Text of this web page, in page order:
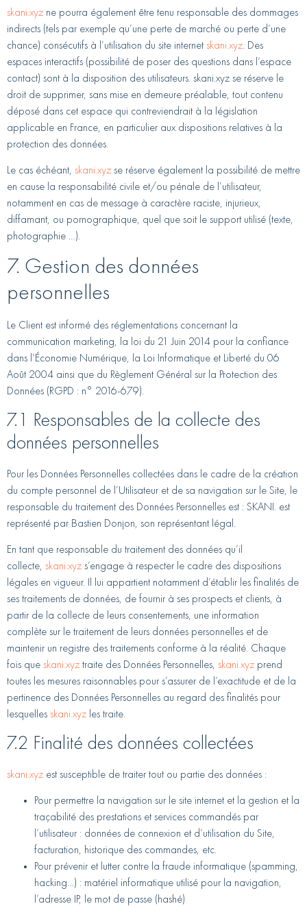
skani.xyz ne pourra également être tenu responsable des dommages
indirects (tels par exemple qu’une perte de marché ou perte d’une
chance) consécutifs à l’utilisation du site internet skani.xyz. Des
espaces interactifs (possibilité de poser des questions dans l’espace
contact) sont à la disposition des utilisateurs. skani.xyz se réserve le
droit de supprimer, sans mise en demeure préalable, tout contenu
déposé dans cet espace qui contreviendrait à la législation
applicable en France, en particulier aux dispositions relatives à la
protection des données.
Le cas échéant, skani.xyz se réserve également la possibilité de mettre
en cause la responsabilité civile et/ou pénale de l’utilisateur,
notamment en cas de message à caractère raciste, injurieux,
diffamant, ou pornographique, quel que soit le support utilisé (texte,
photographie …).
7. Gestion des données
personnelles
Le Client est informé des réglementations concernant la
communication marketing, la loi du 21 Juin 2014 pour la confiance
dans l’Économie Numérique, la Loi Informatique et Liberté du 06
Août 2004 ainsi que du Règlement Général sur la Protection des
Données (RGPD : n° 2016-679).
7.1 Responsables de la collecte des
données personnelles
Pour les Données Personnelles collectées dans le cadre de la création
du compte personnel de l’Utilisateur et de sa navigation sur le Site, le
responsable du traitement des Données Personnelles est : SKANI. est
représenté par Bastien Donjon, son représentant légal.
En tant que responsable du traitement des données qu’il
collecte, skani.xyz s’engage à respecter le cadre des dispositions
légales en vigueur. Il lui appartient notamment d’établir les finalités de
ses traitements de données, de fournir à ses prospects et clients, à
partir de la collecte de leurs consentements, une information
complète sur le traitement de leurs données personnelles et de
maintenir un registre des traitements conforme à la réalité. Chaque
fois que skani.xyz traite des Données Personnelles, skani.xyz prend
toutes les mesures raisonnables pour s’assurer de l’exactitude et de la
pertinence des Données Personnelles au regard des finalités pour
lesquelles skani.xyz les traite.
7.2 Finalité des données collectées
skani.xyz est susceptible de traiter tout ou partie des données :
Pour permettre la navigation sur le site internet et la gestion et la
traçabilité des prestations et services commandés par
l’utilisateur : données de connexion et d’utilisation du Site,
facturation, historique des commandes, etc.
Pour prévenir et lutter contre la fraude informatique (spamming,
hacking…) : matériel informatique utilisé pour la navigation,
l’adresse IP, le mot de passe (hashé)